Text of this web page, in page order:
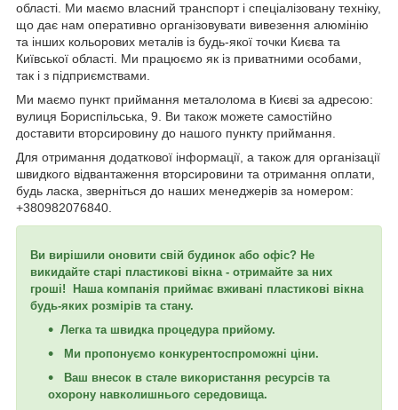
області. Ми маємо власний транспорт і спеціалізовану техніку,
що дає нам оперативно організовувати вивезення алюмінію
та інших кольорових металів із будь-якої точки Києва та
Київської області. Ми працюємо як із приватними особами,
так і з підприємствами.
Ми маємо пункт приймання металолома в Києві за адресою:
вулиця Бориспільська, 9. Ви також можете самостійно
доставити вторсировину до нашого пункту приймання.
Для отримання додаткової інформації, а також для організації
швидкого відвантаження вторсировини та отримання оплати,
будь ласка, зверніться до наших менеджерів за номером:
+380982076840.
Ви вирішили оновити свій будинок або офіс? Не
викидайте старі пластикові вікна - отримайте за них
гроші! Наша компанія приймає вживані пластикові вікна
будь-яких розмірів та стану.
Легка та швидка процедура прийому.
Ми пропонуємо конкурентоспроможні ціни.
Ваш внесок в стале використання ресурсів та
охорону навколишнього середовища.